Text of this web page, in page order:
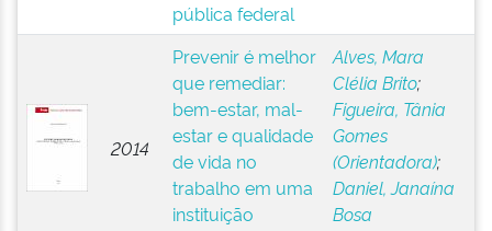
pública federal
2014
Prevenir é melhor
que remediar:
bem-estar, mal-
estar e qualidade
de vida no
trabalho em uma
instituição
Alves, Mara
Clélia Brito;
Figueira, Tânia
Gomes
(Orientadora);
Daniel, Janaína
Bosa